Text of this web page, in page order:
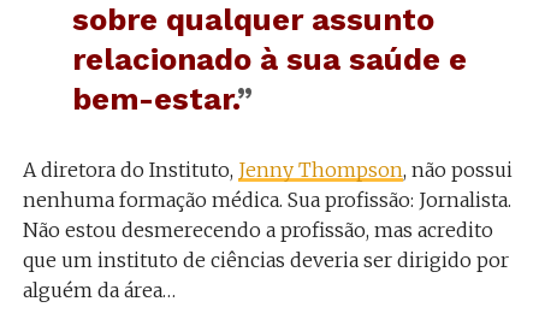
sobre qualquer assunto
relacionado à sua saúde e
bem-estar.”
A diretora do Instituto, Jenny Thompson, não possui
nenhuma formação médica. Sua profissão: Jornalista.
Não estou desmerecendo a profissão, mas acredito
que um instituto de ciências deveria ser dirigido por
alguém da área…